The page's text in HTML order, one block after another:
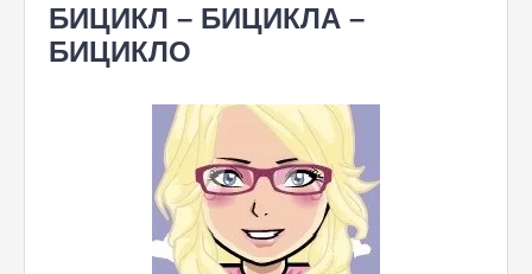
БИЦИКЛ – БИЦИКЛА –
БИЦИКЛО